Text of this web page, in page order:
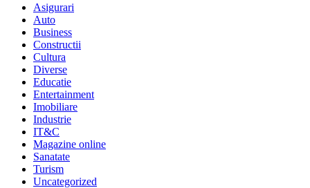
Asigurari
Auto
Business
Constructii
Cultura
Diverse
Educatie
Entertainment
Imobiliare
Industrie
IT&C
Magazine online
Sanatate
Turism
Uncategorized